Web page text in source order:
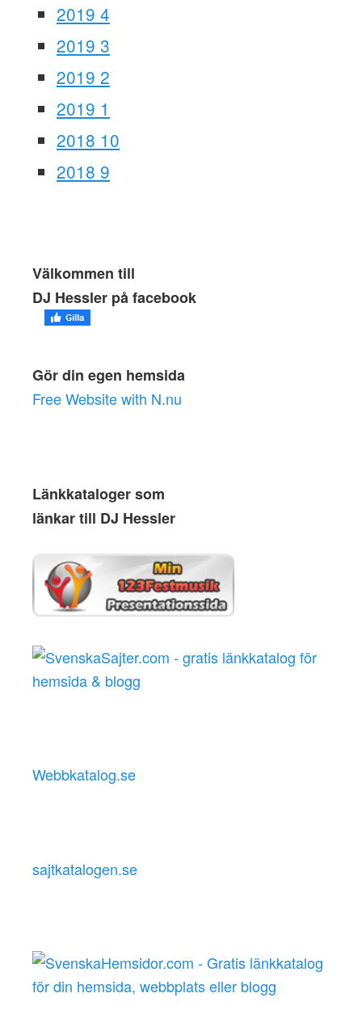
2019 4
2019 3
2019 2
2019 1
2018 10
2018 9
Välkommen till
DJ Hessler på facebook
Gör din egen hemsida
Free Website with N.nu
Länkkataloger som
länkar till DJ Hessler
Webbkatalog.se
sajtkatalogen.se